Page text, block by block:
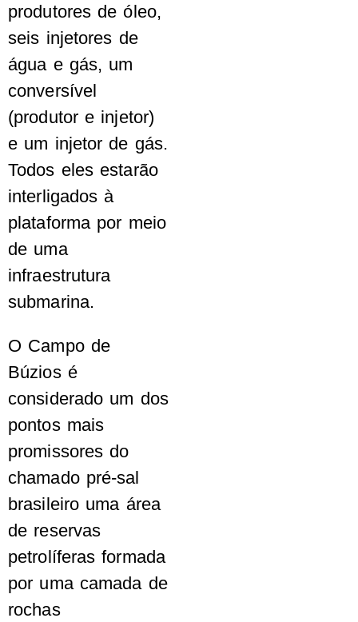
produtores de óleo,
seis injetores de
água e gás, um
conversível
(produtor e injetor)
e um injetor de gás.
Todos eles estarão
interligados à
plataforma por meio
de uma
infraestrutura
submarina.
O Campo de
Búzios é
considerado um dos
pontos mais
promissores do
chamado pré-sal
brasileiro uma área
de reservas
petrolíferas formada
por uma camada de
rochas